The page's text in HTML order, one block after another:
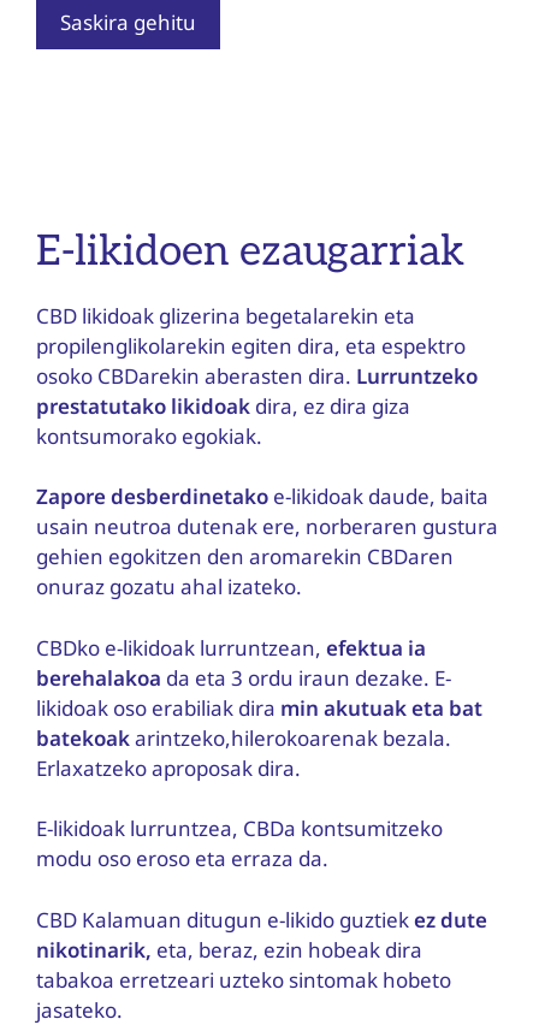
Saskira gehitu
E-likidoen ezaugarriak
CBD likidoak glizerina begetalarekin eta
propilenglikolarekin egiten dira, eta espektro
osoko CBDarekin aberasten dira. Lurruntzeko
prestatutako likidoak dira, ez dira giza
kontsumorako egokiak.
Zapore desberdinetako e-likidoak daude, baita
usain neutroa dutenak ere, norberaren gustura
gehien egokitzen den aromarekin CBDaren
onuraz gozatu ahal izateko.
CBDko e-likidoak lurruntzean, efektua ia
berehalakoa da eta 3 ordu iraun dezake. E-
likidoak oso erabiliak dira min akutuak eta bat
batekoakarintzeko,hilerokoarenak bezala.
Erlaxatzeko aproposak dira.
E-likidoak lurruntzea, CBDa kontsumitzeko
modu oso eroso eta erraza da.
CBD Kalamuan ditugun e-likido guztiekez dute
nikotinarik, eta, beraz, ezin hobeak dira
tabakoa erretzeari uzteko sintomak hobeto
jasateko.